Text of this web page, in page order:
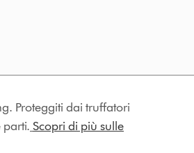
Proteggiti dai truffatori
parti. Scopri di più sulle